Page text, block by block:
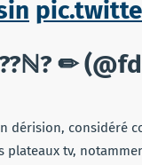
✏
dérision, considéré
plateaux tv,